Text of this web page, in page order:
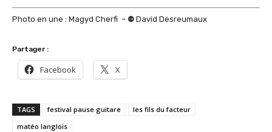
Photo en une : Magyd Cherfi – © David Desreumaux
Partager :
Facebook X
TAGS festival pause guitare
les fils du facteur
matéo langlois